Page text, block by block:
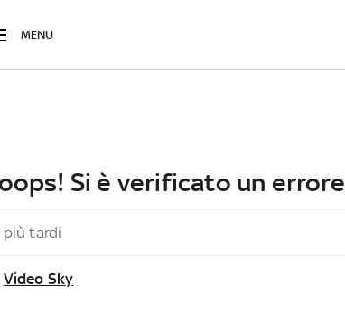
MENU
Si è verificato un errore
più tardi
Video Sky